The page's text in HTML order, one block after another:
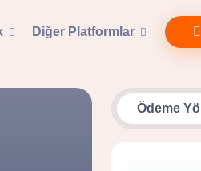
Diğer Platformlar
Ödeme